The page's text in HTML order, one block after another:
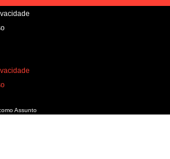
Assunto